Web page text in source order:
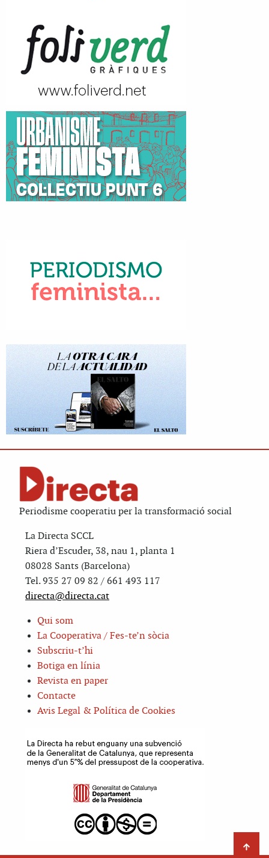
Periodisme cooperatiu per la transformació social
La Directa SCCL
Riera d’Escuder, 38, nau 1, planta 1
08028 Sants (Barcelona)
Tel. 935 27 09 82 / 661 493 117
directa@directa.cat
Qui som
La Cooperativa / Fes-te’n sòcia
Subscriu-t’hi
Botiga en línia
Revista en paper
Contacte
Avis Legal & Política de Cookies